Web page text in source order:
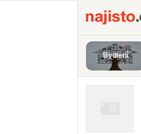
Bydlení